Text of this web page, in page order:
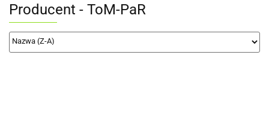
Producent - ToM-PaR